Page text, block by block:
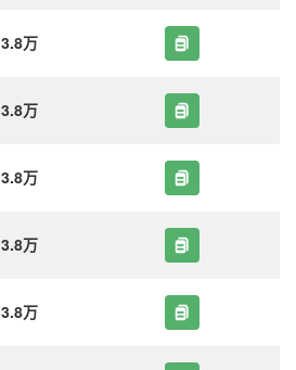
3.8万
3.8万
3.8万
3.8万
3.8万